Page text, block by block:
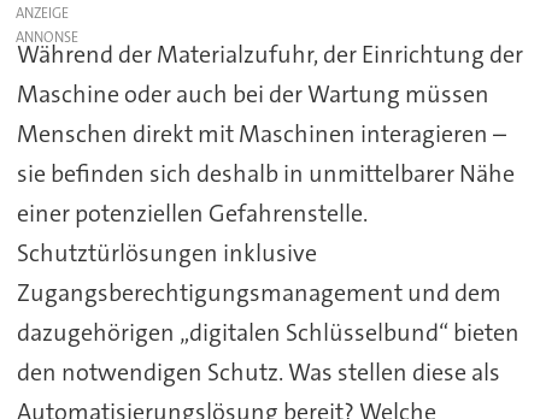
ANZEIGE
Während der Materialzufuhr, der Einrichtung der
Maschine oder auch bei der Wartung müssen
Menschen direkt mit Maschinen interagieren –
sie befinden sich deshalb in unmittelbarer Nähe
einer potenziellen Gefahrenstelle.
Schutztürlösungen inklusive
Zugangsberechtigungsmanagement und dem
dazugehörigen „digitalen Schlüsselbund“ bieten
den notwendigen Schutz. Was stellen diese als
Automatisierungslösung bereit? Welche